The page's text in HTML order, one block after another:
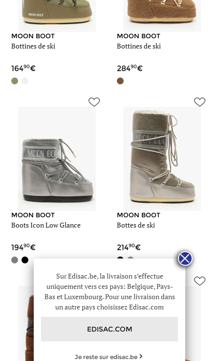
MOON BOOT
Bottines de ski
16490
MOON BOOT
Bottines de ski
28490
MOON BOOT
Boots Icon Low Glance
19490
MOON BOOT
Bottes de ski
21490
Sur Edisac.be, la livraison s’effectue
uniquement vers ces pays: Belgique, Pays-
Bas et Luxembourg. Pour une livraison dans
un autre pays choisissez Edisac.com
EDISAC.COM
Je reste sur edisac.be